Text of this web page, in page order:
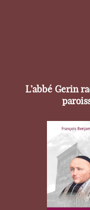
L’abbé Gerin